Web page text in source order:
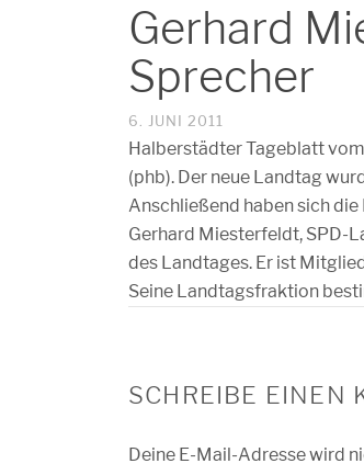
Gerhard
Sprecher
6. JUNI 2011
Halberstädter Tageblatt
(phb). Der neue Landtag
Anschließend haben sich
Gerhard Miesterfeldt, SPD-
des Landtages. Er ist
Seine Landtagsfraktion
SCHREIBE EINEN
Deine E-Mail-Adresse wird